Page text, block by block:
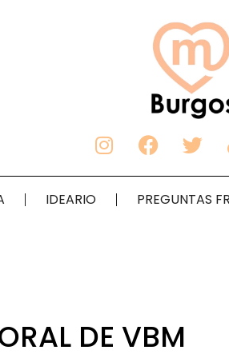
IDEARIO PREGUNTAS
DE VBM